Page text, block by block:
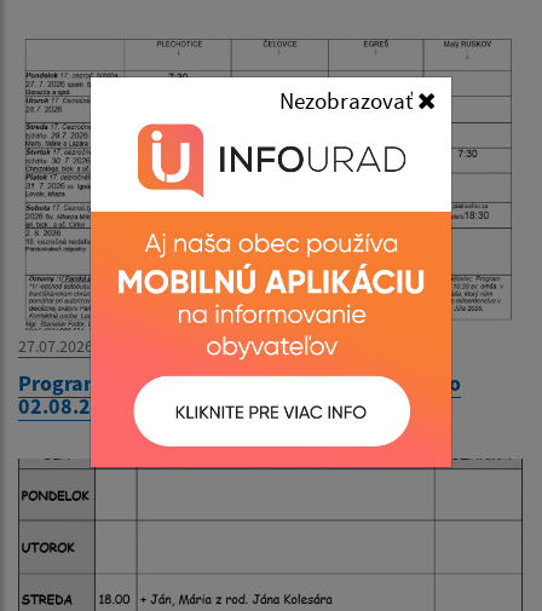
Nezobrazovať
27.07.2026
Program bohoslužieb týždeň od 27.07.2026 do
02.08.2026